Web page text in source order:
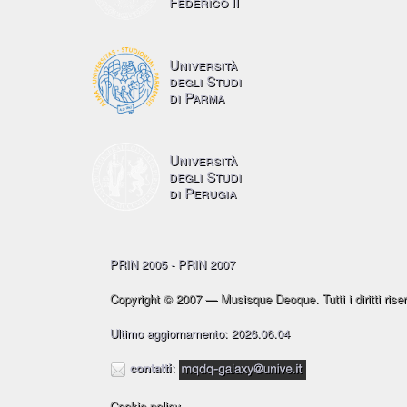
Università
degli Studi
di Parma
Università
degli Studi
di Perugia
PRIN 2005 - PRIN 2007
Copyright © 2007 — Musisque Deoque. Tutti i diritti
Ultimo aggiornamento: 2026.06.04
contatti: